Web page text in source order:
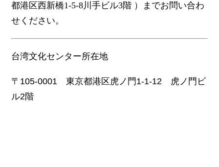
関
連
ク
ホ
ー
都港区西新橋1-5-8川手ビル3階 ）までお問い合わ
せください。
台湾文化センター所在地
〒 105-0001 東京都港区虎ノ門 1-1-12 虎ノ門ビ
ル2階